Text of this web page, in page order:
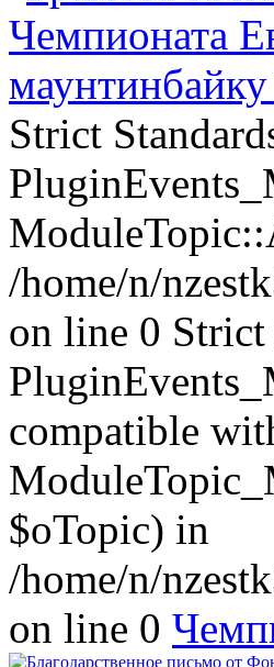
Strict
/home/n/
on line 0
compatible
$oTopic) in
/home/n/
on line 0